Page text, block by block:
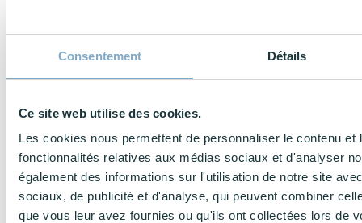
Consentement Détails
Ce site web utilise des cookies.
Les cookies nous permettent de personnaliser le contenu
fonctionnalités relatives aux médias sociaux et d'analyser
également des informations sur l'utilisation de notre site
sociaux, de publicité et d'analyse, qui peuvent combiner
que vous leur avez fournies ou qu'ils ont collectées lors de